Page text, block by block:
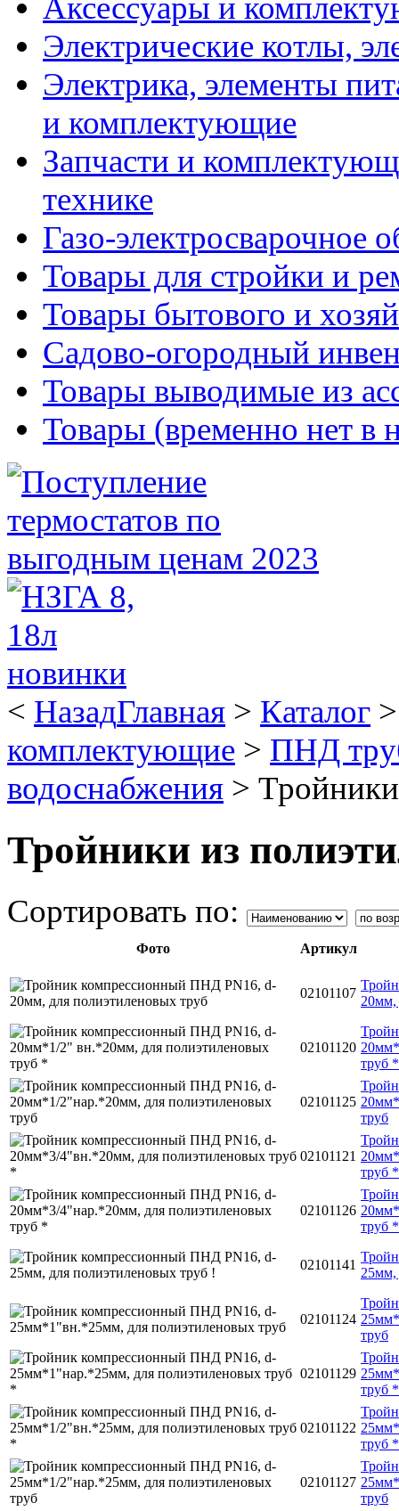
Аксессуары и
Электрические котлы,
Электрика, элементы
и комплектующие
Запчасти и
технике
Газо-электросварочное
Товары для стройки и
Товары бытового и
Садово-огородный
Товары выводимые из
Товары (временно нет в
< НазадГлавная > Каталог
комплектующие > ПНД
водоснабжения >
Тройники из
Сортировать по:
Фото Артикул
02101107
20мм,
02101120
труб *
02101125
труб
02101121
труб *
02101126
труб *
02101141
25мм,
02101124
труб
02101129
труб *
02101122
труб *
02101127
труб